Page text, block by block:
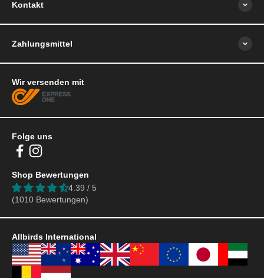
Kontakt
Folge uns
Shop Bewertungen
4.39 / 5
(1010 Bewertungen)
Wir versenden mit
Zahlungsmittel
Allbirds International